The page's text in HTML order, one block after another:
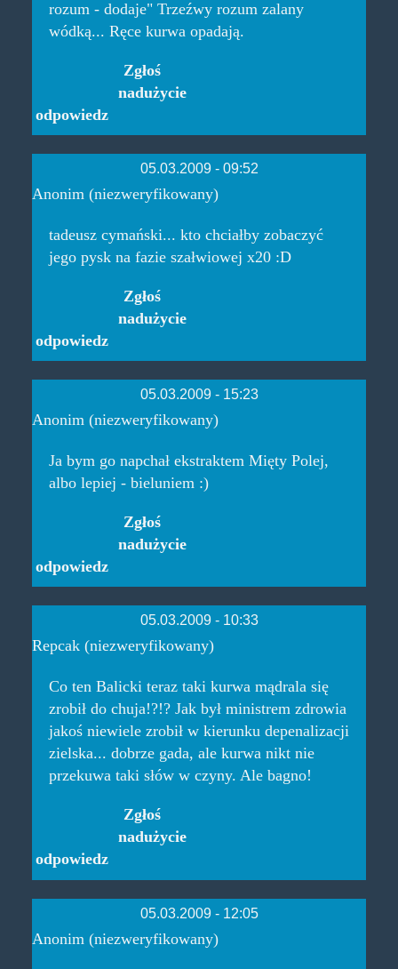
rozum - dodaje" Trzeźwy rozum zalany
wódką... Ręce kurwa opadają.
odpowiedz
Zgłoś
nadużycie
05.03.2009 - 09:52
Anonim (niezweryfikowany)
tadeusz cymański... kto chciałby zobaczyć
jego pysk na fazie szałwiowej x20 :D
odpowiedz
Zgłoś
nadużycie
05.03.2009 - 15:23
Anonim (niezweryfikowany)
Ja bym go napchał ekstraktem Mięty Polej,
albo lepiej - bieluniem :)
odpowiedz
Zgłoś
nadużycie
05.03.2009 - 10:33
Repcak (niezweryfikowany)
Co ten Balicki teraz taki kurwa mądrala się
zrobił do chuja!?!? Jak był ministrem zdrowia
jakoś niewiele zrobił w kierunku depenalizacji
zielska... dobrze gada, ale kurwa nikt nie
przekuwa taki słów w czyny. Ale bagno!
odpowiedz
Zgłoś
nadużycie
05.03.2009 - 12:05
Anonim (niezweryfikowany)